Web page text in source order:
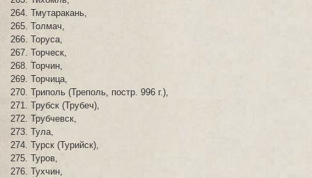
Тмутаракань,
Толмач,
Торуса,
Торческ,
Торчин,
Торчица,
Триполь (Треполь, постр. 996 г.),
Трубск (Трубеч),
Трубчевск,
Тула,
Турск (Турийск),
Туров,
Тухчин,